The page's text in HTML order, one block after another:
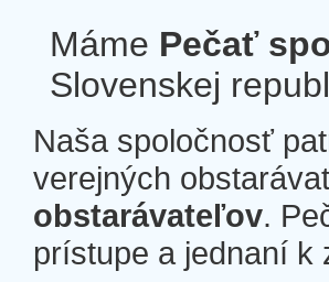
Máme Pečať
Slovenskej
Naša spoločnosť
verejných
obstarávateľov.
prístupe a jednaní k